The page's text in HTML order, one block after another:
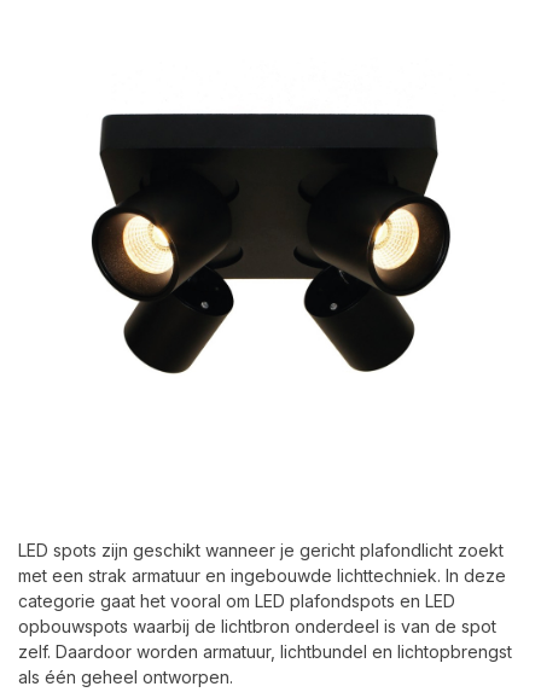
LED spots zijn geschikt wanneer je gericht plafondlicht zoekt
met een strak armatuur en ingebouwde lichttechniek. In deze
categorie gaat het vooral om LED plafondspots en LED
opbouwspots waarbij de lichtbron onderdeel is van de spot
zelf. Daardoor worden armatuur, lichtbundel en lichtopbrengst
als één geheel ontworpen.